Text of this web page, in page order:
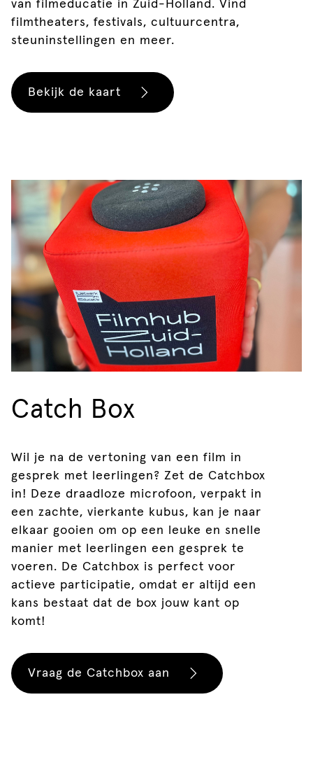
van filmeducatie in Zuid-Holland. Vind
filmtheaters, festivals, cultuurcentra,
steuninstellingen en meer.
Bekijk de kaart
Catch Box
Wil je na de vertoning van een film in
gesprek met leerlingen? Zet de Catchbox
in! Deze draadloze microfoon, verpakt in
een zachte, vierkante kubus, kan je naar
elkaar gooien om op een leuke en snelle
manier met leerlingen een gesprek te
voeren. De Catchbox is perfect voor
actieve participatie, omdat er altijd een
kans bestaat dat de box jouw kant op
komt!
Vraag de Catchbox aan